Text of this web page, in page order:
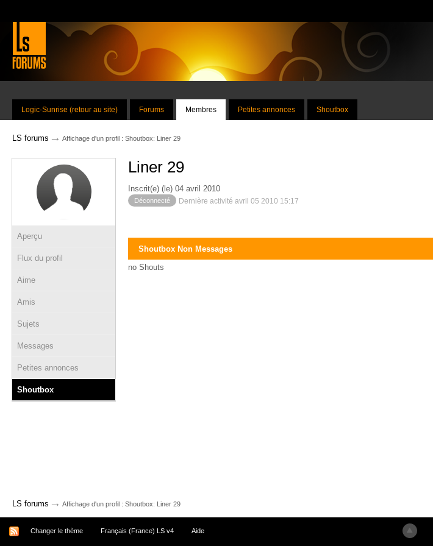
Logic-Sunrise (retour au site) Forums Membres Petites annonces Shoutbox
LS forums → Affichage d'un profil : Shoutbox: Liner 29
Aperçu
Flux du profil
Aime
Amis
Sujets
Messages
Petites annonces
Shoutbox
Liner 29
Inscrit(e) (le) 04 avril 2010
Déconnecté Dernière activité avril 05 2010 15:17
Shoutbox Non Messages
no Shouts
LS forums → Affichage d'un profil : Shoutbox: Liner 29
Changer le thème Français (France) LS v4 Aide